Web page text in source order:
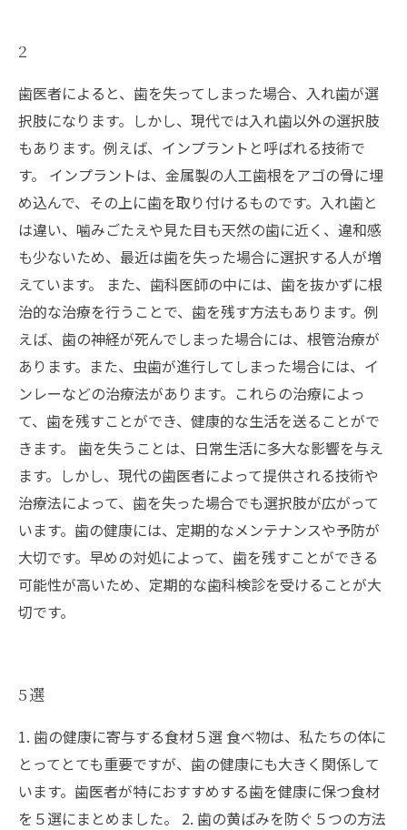
2
歯医者によると、歯を失ってしまった場合、入れ歯が選
択肢になります。しかし、現代では入れ歯以外の選択肢
もあります。例えば、インプラントと呼ばれる技術で
す。 インプラントは、金属製の人工歯根をアゴの骨に埋
め込んで、その上に歯を取り付けるものです。入れ歯と
は違い、噛みごたえや見た目も天然の歯に近く、違和感
も少ないため、最近は歯を失った場合に選択する人が増
えています。 また、歯科医師の中には、歯を抜かずに根
治的な治療を行うことで、歯を残す方法もあります。例
えば、歯の神経が死んでしまった場合には、根管治療が
あります。また、虫歯が進行してしまった場合には、イ
ンレーなどの治療法があります。これらの治療によっ
て、歯を残すことができ、健康的な生活を送ることがで
きます。 歯を失うことは、日常生活に多大な影響を与え
ます。しかし、現代の歯医者によって提供される技術や
治療法によって、歯を失った場合でも選択肢が広がって
います。歯の健康には、定期的なメンテナンスや予防が
大切です。早めの対処によって、歯を残すことができる
可能性が高いため、定期的な歯科検診を受けることが大
切です。
5選
1. 歯の健康に寄与する食材５選 食べ物は、私たちの体に
とってとても重要ですが、歯の健康にも大きく関係して
います。歯医者が特におすすめする歯を健康に保つ食材
を５選にまとめました。 2. 歯の黄ばみを防ぐ５つの方法